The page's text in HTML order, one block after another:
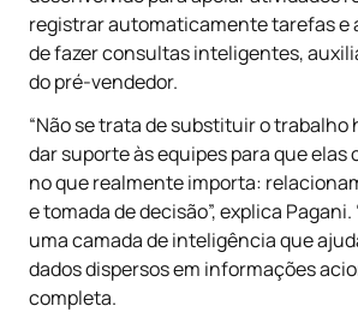
registrar automaticamente tarefas e
de fazer consultas inteligentes,
do pré-vendedor.
“Não se trata de substituir o trabalho
dar suporte às equipes para que elas
no que realmente importa:
e tomada de decisão”, explica Pagani.
uma camada de inteligência que
dados dispersos em informações
completa.